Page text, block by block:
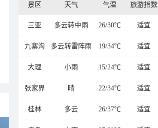
景区 天气 气温 旅游指数
三亚 多云转中雨 26/30℃ 适宜
九寨沟 多云转雷阵雨 19/34℃ 适宜
大理 小雨 15/24℃ 适宜
张家界 晴 22/34℃ 适宜
桂林 多云 26/37℃ 适宜